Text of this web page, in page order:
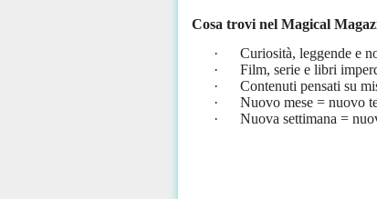
Cosa trovi nel Magical
·
Curiosità, leggende e
·
Film, serie e libri
·
Contenuti pensati su
·
Nuovo mese = nuovo
·
Nuova settimana =